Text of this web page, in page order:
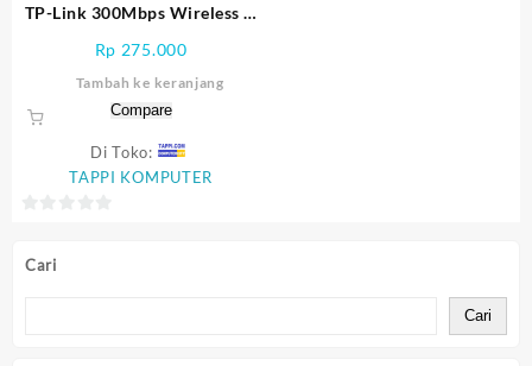
Cari
Cari
TP-Link 300Mbps Wireless N
Rp 275.000
Tambah ke keranjang
Compare
Di Toko:
TAPPI KOMPUTER
of